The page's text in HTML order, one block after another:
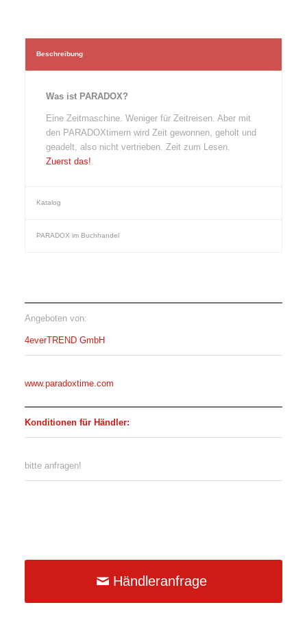
Beschreibung
Was ist PARADOX?
Eine Zeitmaschine. Weniger für Zeitreisen. Aber mit
den PARADOXtimern wird Zeit gewonnen, geholt und
geadelt, also nicht vertrieben. Zeit zum Lesen.
Zuerst das!
Katalog
PARADOX im Buchhandel
Angeboten von:
4everTREND GmbH
www.paradoxtime.com
Konditionen für Händler:
bitte anfragen!
Händleranfrage